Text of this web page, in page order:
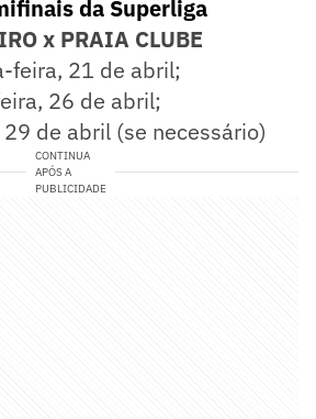
da Superliga
x PRAIA CLUBE
feira, 21 de abril;
26 de abril;
de abril (se necessário)
CONTINUA
APÓS A
PUBLICIDADE